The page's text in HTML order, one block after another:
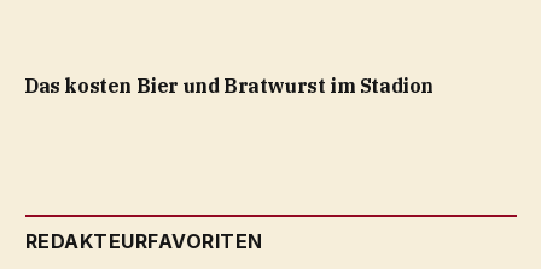
Das kosten Bier und Bratwurst im Stadion
REDAKTEURFAVORITEN